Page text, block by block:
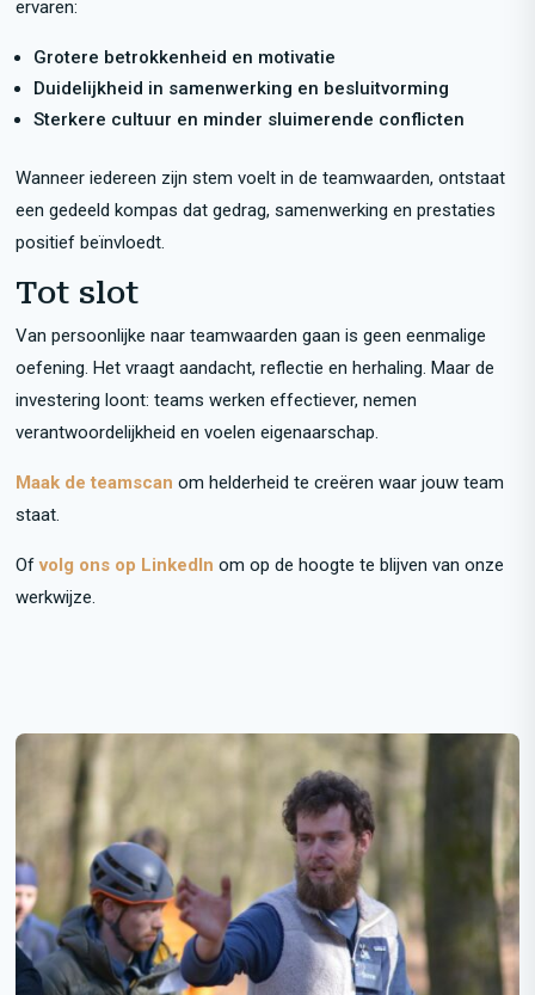
ervaren:
Grotere betrokkenheid en motivatie
Duidelijkheid in samenwerking en besluitvorming
Sterkere cultuur en minder sluimerende conflicten
Wanneer iedereen zijn stem voelt in de teamwaarden, ontstaat
een gedeeld kompas dat gedrag, samenwerking en prestaties
positief beïnvloedt.
Tot slot
Van persoonlijke naar teamwaarden gaan is geen eenmalige
oefening. Het vraagt aandacht, reflectie en herhaling. Maar de
investering loont: teams werken effectiever, nemen
verantwoordelijkheid en voelen eigenaarschap.
Maak de teamscan om helderheid te creëren waar jouw team
staat.
Ofvolg ons op LinkedIn om op de hoogte te blijven van onze
werkwijze.